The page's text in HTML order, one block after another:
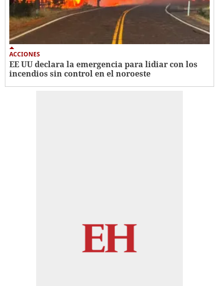
ACCIONES
EE UU declara la emergencia para lidiar con los
incendios sin control en el noroeste